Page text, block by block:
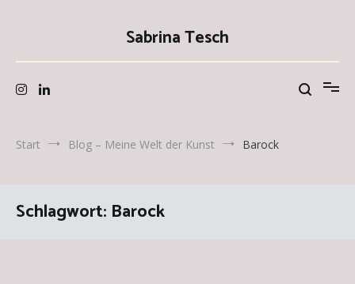
Sabrina Tesch
Start Blog – Meine Welt der Kunst Barock
Schlagwort: Barock